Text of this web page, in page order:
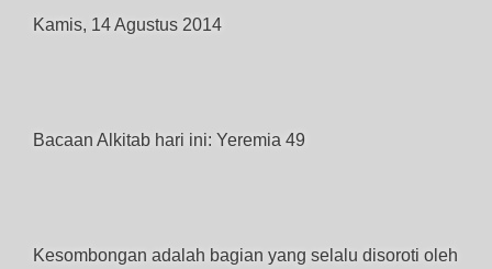
Kamis, 14 Agustus 2014
Bacaan Alkitab hari ini: Yeremia 49
Kesombongan adalah bagian yang selalu disoroti oleh